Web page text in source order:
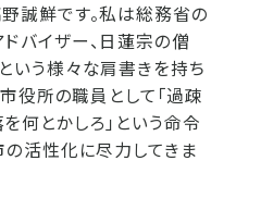
誠鮮です。私は総務省の
バイザー、日蓮宗の僧
いう様々な肩書きを持ち
役所の職員として「過疎
何とかしろ」という命令
の活性化に尽力してきま